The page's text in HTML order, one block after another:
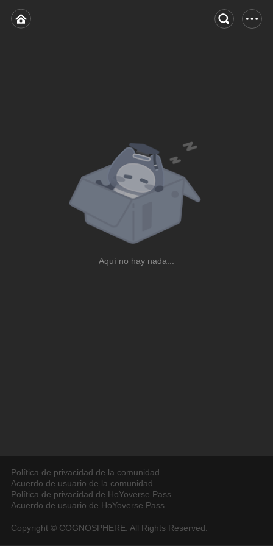
Aquí no hay nada...
Política de privacidad de la comunidad
Acuerdo de usuario de la comunidad
Política de privacidad de HoYoverse Pass
Acuerdo de usuario de HoYoverse Pass
Copyright © COGNOSPHERE. All Rights Reserved.